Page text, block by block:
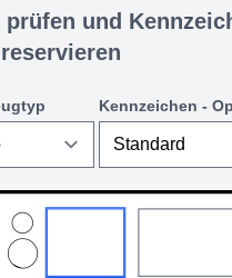
und
reservieren
Kennzeichen -